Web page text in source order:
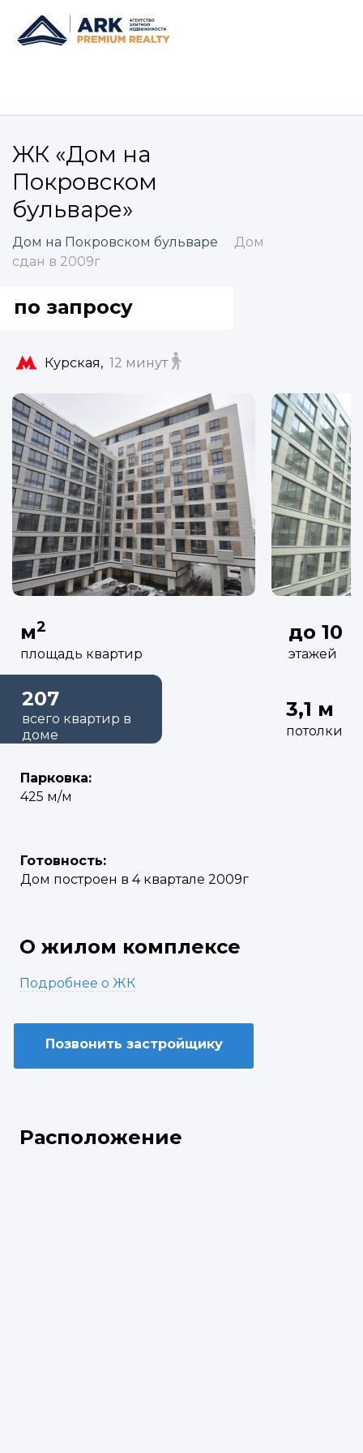
ЖК «Дом на
Покровском
бульваре»
Дом на Покровском бульваре
Дом
сдан в 2009г
по запросу
Курская, 12 минут
м2
площадь квартир
до 10
этажей
3,1 м
потолки
207
всего квартир в
доме
Парковка:
425 м/м
Готовность:
Дом построен в 4 квартале 2009г
О жилом комплексе
Подробнее о ЖК
Позвонить застройщику
Расположение